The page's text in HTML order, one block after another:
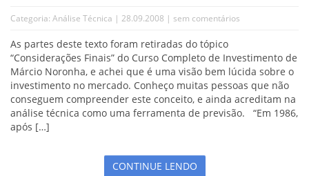
Categoria: Análise Técnica | 28.09.2008 | sem comentários
As partes deste texto foram retiradas do tópico
“Considerações Finais” do Curso Completo de Investimento de
Márcio Noronha, e achei que é uma visão bem lúcida sobre o
investimento no mercado. Conheço muitas pessoas que não
conseguem compreender este conceito, e ainda acreditam na
análise técnica como uma ferramenta de previsão. “Em 1986,
após […]
CONTINUE LENDO